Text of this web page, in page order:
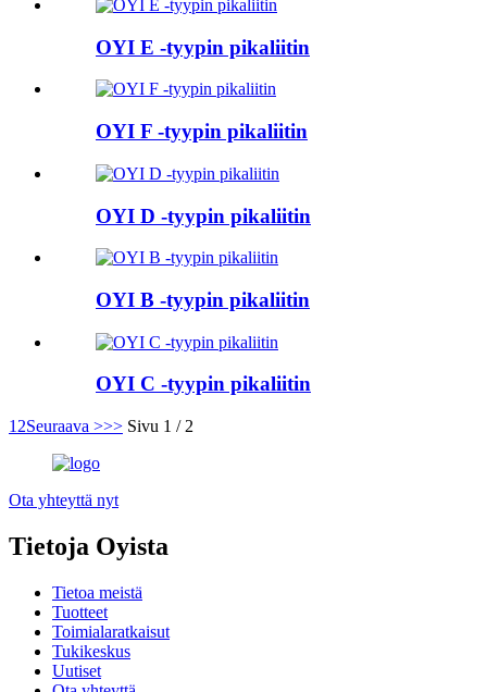
OYI E -tyypin pikaliitin
OYI F -tyypin pikaliitin
OYI D -tyypin pikaliitin
OYI B -tyypin pikaliitin
OYI C -tyypin pikaliitin
1 2Seuraava >>> Sivu 1 / 2
Ota yhteyttä nyt
Tietoja Oyista
Tietoa meistä
Tuotteet
Toimialaratkaisut
Tukikeskus
Uutiset